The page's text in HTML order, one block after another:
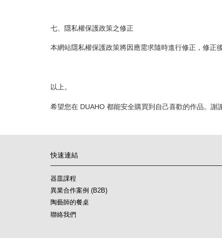
七、隱私權保護政策之修正
本網站隱私權保護政策將因應需求隨時進行修正，修正
以上。
希望您在 DUAHO 都能安全購買到自己喜歡的作品。謝
快速連結
器皿課程
異業合作案例 (B2B)
陶藝師的餐桌
聯絡我們